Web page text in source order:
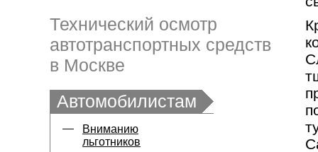
Технический осмотр
автотранспортных средств
в Москве
Автомобилистам
Вниманию
льготников